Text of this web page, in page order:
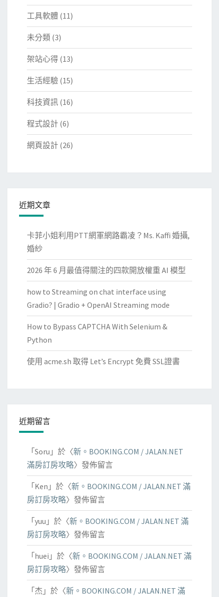
工具軟體 (11)
未分類 (3)
架站心得 (13)
生活經驗 (15)
科技資訊 (16)
程式設計 (6)
網頁設計 (26)
近期文章
卡菲小姐利用PTT網軍網路霸凌？Ms. Kaffi 婚攝,
婚紗
2026 年 6 月最值得關注的四款開放權重 AI 模型
how to Streaming on chat interface using
Gradio? | Gradio + OpenAI Streaming mode
How to Bypass CAPTCHA With Selenium &
Python
使用 acme.sh 取得 Let’s Encrypt 免費 SSL證書
近期留言
「 Soru 」於〈新。BOOKING.COM / JALAN.NET
滿房訂房攻略〉發佈留言
「 Ken 」於〈新。BOOKING.COM / JALAN.NET 滿
房訂房攻略〉發佈留言
「 yuu 」於〈新。BOOKING.COM / JALAN.NET 滿
房訂房攻略〉發佈留言
「 huei 」於〈新。BOOKING.COM / JALAN.NET 滿
房訂房攻略〉發佈留言
「 杰 」於〈新。BOOKING.COM / JALAN.NET 滿